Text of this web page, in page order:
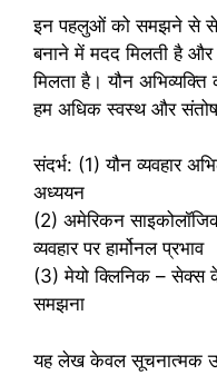
इन पहलुओं को समझने से
बनाने में मदद मिलती है और
मिलता है। यौन
हम अधिक स्वस्थ और
संदर्भ: (1) यौन व्यवहार
अध्ययन
(2) अमेरिकन
व्यवहार पर हार्मोनल प्रभाव
(3) मेयो क्लिनिक – सेक्स
समझना
यह लेख केवल सूचनात्मक